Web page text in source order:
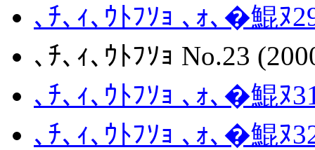
､ﾁ､ｨ､ｳﾄﾌｿｮ ､ｫ､�鯤ﾇ
､ﾁ､ｨ､ｳﾄﾌｿｮ No.23
､ﾁ､ｨ､ｳﾄﾌｿｮ ､ｫ､�鯤ﾇ
､ﾁ､ｨ､ｳﾄﾌｿｮ ､ｫ､�鯤ﾇ